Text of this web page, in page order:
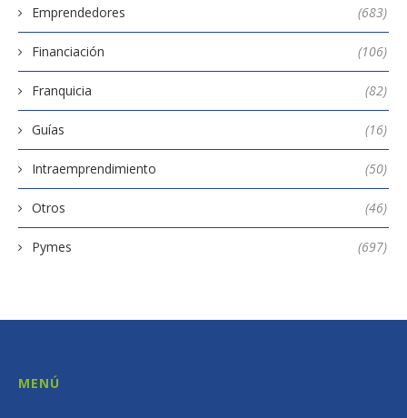
Emprendedores (683)
Financiación (106)
Franquicia (82)
Guías (16)
Intraemprendimiento (50)
Otros (46)
Pymes (697)
MENÚ